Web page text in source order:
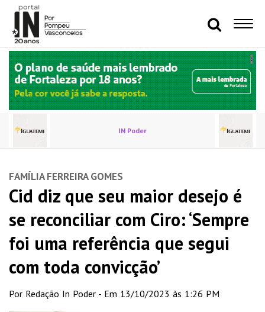
IN Poder
FAMÍLIA FERREIRA GOMES
Cid diz que seu maior desejo é
se reconciliar com Ciro: ‘Sempre
foi uma referência que segui
com toda convicção’
Por Redação In Poder - Em 13/10/2023 às 1:26 PM